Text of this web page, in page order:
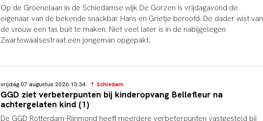
Op de Groenelaan in de Schiedamse wijk De Gorzen is vrijdagavond de
eigenaar van de bekende snackbar Hans en Grietje beroofd. De dader wist van
de vrouw een tas buit te maken. Niet veel later is in de nabijgelegen
Zwartewaalsestraat een jongeman opgepakt.
vrijdag 07 augustus 2026 13:34 Schiedam
GGD ziet verbeterpunten bij kinderopvang Bellefleur na
achtergelaten kind (1)
De GGD Rotterdam-Rijnmond heeft meerdere verbeterpunten vastgesteld bij